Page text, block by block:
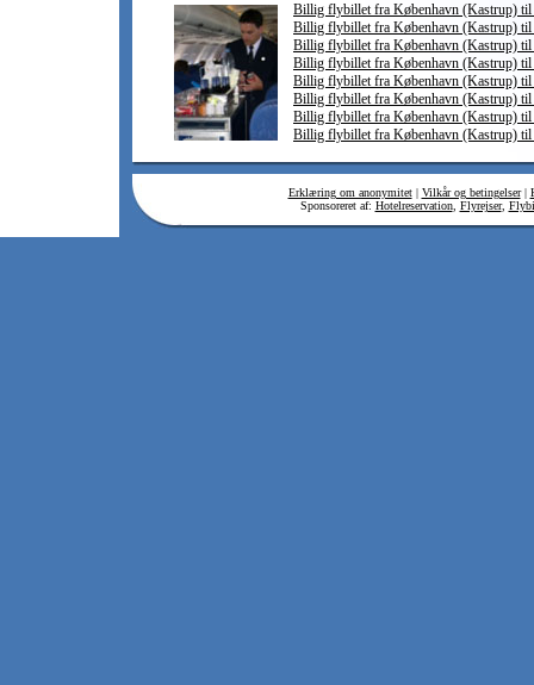
Billig flybillet fra København (Kastrup) til
Billig flybillet fra København (Kastrup) til
Billig flybillet fra København (Kastrup) til
Billig flybillet fra København (Kastrup) til
Billig flybillet fra København (Kastrup) til
Billig flybillet fra København (Kastrup) til
Billig flybillet fra København (Kastrup) til
Billig flybillet fra København (Kastrup) til
Erklæring om anonymitet| Vilkår og betingelser|
Sponsoreret af: Hotelreservation, Flyrejser,